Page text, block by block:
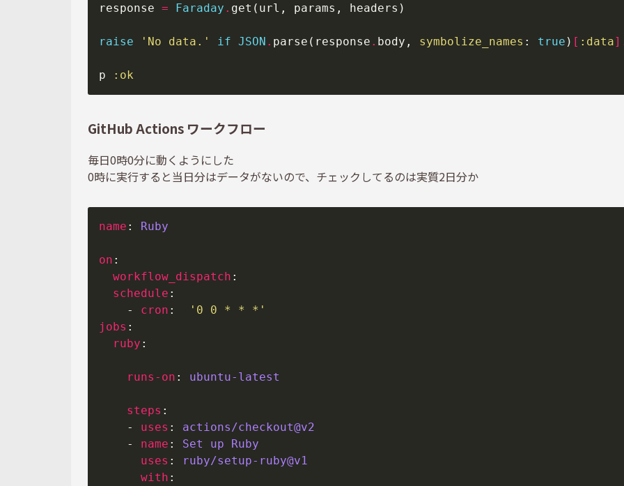
response = Faraday .
raise 'No data.' if JSON . parse(response . body, symbolize_names : true ) [ :data
p :ok
GitHub Actions ワークフロー
毎日0時0分に動くようにした
0時に実行すると当日分はデータがないので、チェックしてるのは実質2日分か
name : Ruby
on
workflow_dispatch
schedule
    -
cron :
'0 0 * * *'
jobs
ruby
runs-on : ubuntu-latest
steps
    -
uses : actions/checkout@v2
    -
name : Set up Ruby
uses :
ruby/setup-ruby@v1
with